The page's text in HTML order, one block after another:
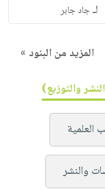
لـجاد جابر
المزيد من البنود »
والتوزيع)
العلمية
والنشر